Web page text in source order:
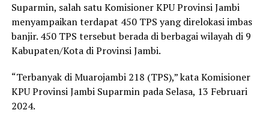
Suparmin, salah satu Komisioner KPU Provinsi Jambi
menyampaikan terdapat 450 TPS yang direlokasi imbas
banjir. 450 TPS tersebut berada di berbagai wilayah di 9
Kabupaten/Kota di Provinsi Jambi.
“Terbanyak di Muarojambi 218 (TPS),” kata Komisioner
KPU Provinsi Jambi Suparmin pada Selasa, 13 Februari
2024.